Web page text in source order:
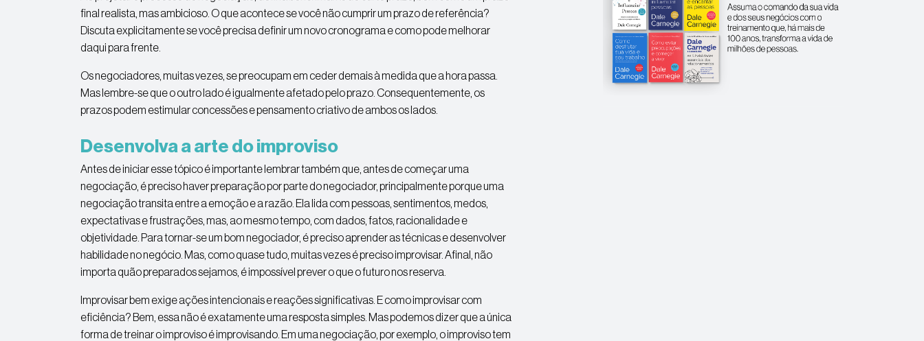
final realista, mas ambicioso. O que acontece se você não cumprir um prazo de referência?
Discuta explicitamente se você precisa definir um novo cronograma e como pode melhorar
daqui para frente.
Os negociadores, muitas vezes, se preocupam em ceder demais à medida que a hora passa.
Mas lembre-se que o outro lado é igualmente afetado pelo prazo. Consequentemente, os
prazos podem estimular concessões e pensamento criativo de ambos os lados.
Desenvolva a arte do improviso
Antes de iniciar esse tópico é importante lembrar também que, antes de começar uma
negociação, é preciso haver preparação por parte do negociador, principalmente porque uma
negociação transita entre a emoção e a razão. Ela lida com pessoas, sentimentos, medos,
expectativas e frustrações, mas, ao mesmo tempo, com dados, fatos, racionalidade e
objetividade. Para tornar-se um bom negociador, é preciso aprender as técnicas e desenvolver
habilidade no negócio. Mas, como quase tudo, muitas vezes é preciso improvisar. Afinal, não
importa quão preparados sejamos, é impossível prever o que o futuro nos reserva.
Improvisar bem exige ações intencionais e reações significativas. E como improvisar com
eficiência? Bem, essa não é exatamente uma resposta simples. Mas podemos dizer que a única
forma de treinar o improviso é improvisando. Em uma negociação, por exemplo, o improviso tem